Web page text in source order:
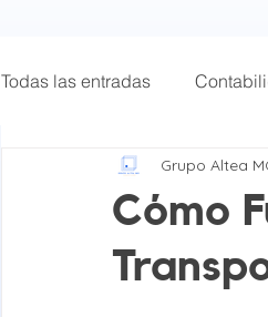
Todas las entradas
Elige el mejor Régimen
Cómo
Grupo Altea